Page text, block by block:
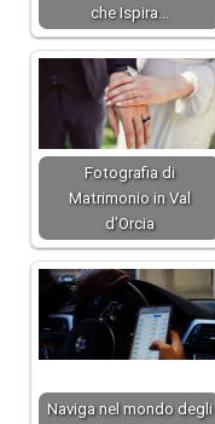
che Ispira…
Fotografia di
Matrimonio in Val
d’Orcia
Naviga nel mondo degli